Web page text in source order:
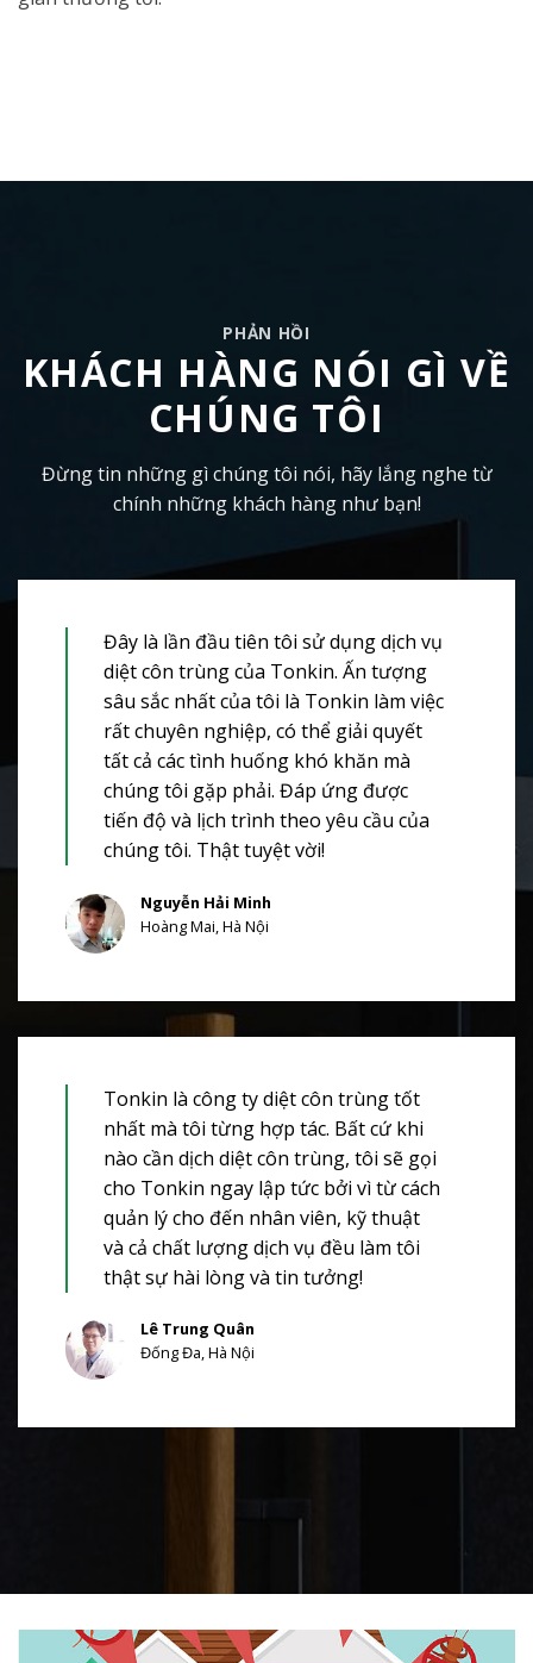
PHẢN HỒI
KHÁCH HÀNG NÓI GÌ VỀ
CHÚNG TÔI
Đừng tin những gì chúng tôi nói, hãy lắng nghe từ
chính những khách hàng như bạn!
Đây là lần đầu tiên tôi sử dụng dịch vụ
diệt côn trùng của Tonkin. Ấn tượng
sâu sắc nhất của tôi là Tonkin làm việc
rất chuyên nghiệp, có thể giải quyết
tất cả các tình huống khó khăn mà
chúng tôi gặp phải. Đáp ứng được
tiến độ và lịch trình theo yêu cầu của
chúng tôi. Thật tuyệt vời!
Nguyễn Hải Minh
Hoàng Mai, Hà Nội
Tonkin là công ty diệt côn trùng tốt
nhất mà tôi từng hợp tác. Bất cứ khi
nào cần dịch diệt côn trùng, tôi sẽ gọi
cho Tonkin ngay lập tức bởi vì từ cách
quản lý cho đến nhân viên, kỹ thuật
và cả chất lượng dịch vụ đều làm tôi
thật sự hài lòng và tin tưởng!
Lê Trung Quân
Đống Đa, Hà Nội